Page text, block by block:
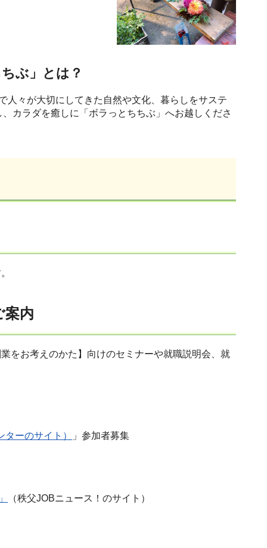
ぶ」とは？
人々が大切にしてきた自然や文化、暮らしをサステ
カラダを癒しに「ボラっとちちぶ」へお越しくださ
案内
をお考えのかた】向けのセミナーや就職説明会、就
ーのサイト） 」参加者募集
（秩父JOBニュース！のサイト）